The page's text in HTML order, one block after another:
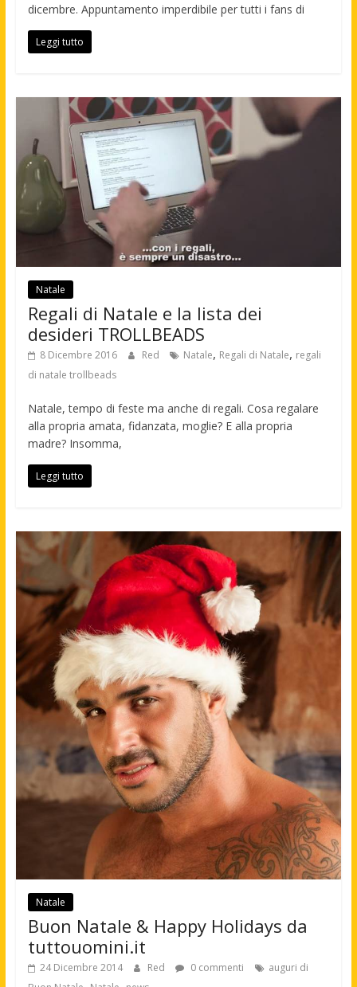
dicembre. Appuntamento imperdibile per tutti i fans di
Leggi tutto
Natale
Regali di Natale e la lista dei
desideri TROLLBEADS
8 Dicembre 2016 Red Natale, Regali di Natale, regali
di natale trollbeads
Natale, tempo di feste ma anche di regali. Cosa regalare
alla propria amata, fidanzata, moglie? E alla propria
madre? Insomma,
Leggi tutto
Natale
Buon Natale & Happy Holidays da
tuttouomini.it
24 Dicembre 2014 Red 0 commenti
auguri di